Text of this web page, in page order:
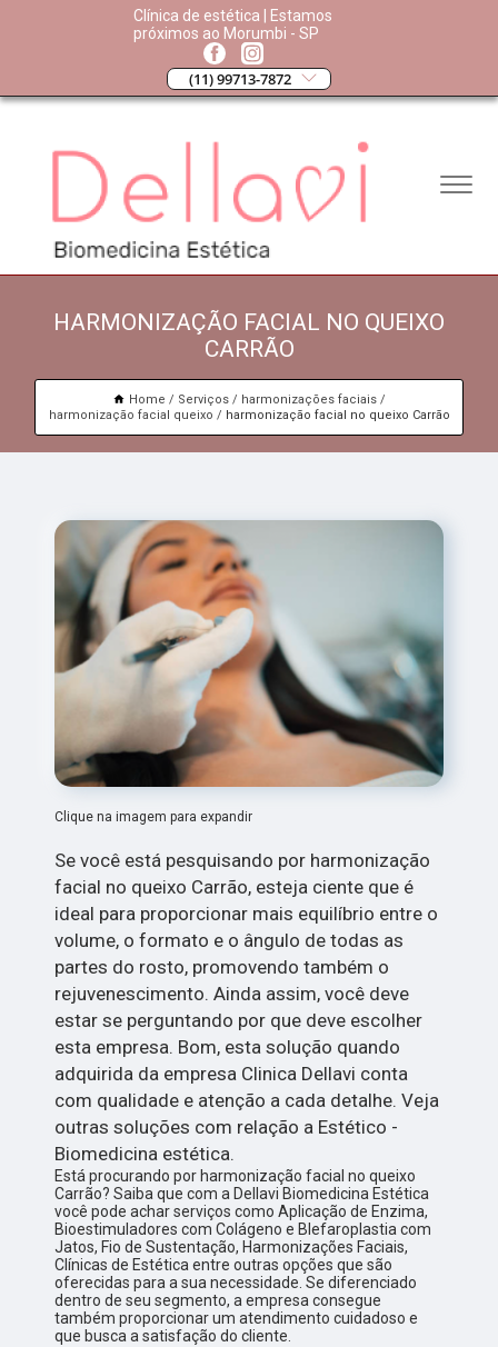
Clínica de estética | Estamos
próximos ao Morumbi - SP
(11) 99713-7872
HARMONIZAÇÃO FACIAL NO QUEIXO
CARRÃO
Home Serviços
harmonizações faciais
harmonização facial queixo
harmonização facial no queixo Carrão
Clique na imagem para expandir
Se você está pesquisando por harmonização
facial no queixo Carrão, esteja ciente que é
ideal para proporcionar mais equilíbrio entre o
volume, o formato e o ângulo de todas as
partes do rosto, promovendo também o
rejuvenescimento. Ainda assim, você deve
estar se perguntando por que deve escolher
esta empresa. Bom, esta solução quando
adquirida da empresa Clinica Dellavi conta
com qualidade e atenção a cada detalhe. Veja
outras soluções com relação a Estético -
Biomedicina estética.
Está procurando por harmonização facial no queixo
Carrão? Saiba que com a Dellavi Biomedicina Estética
você pode achar serviços como Aplicação de Enzima,
Bioestimuladores com Colágeno e Blefaroplastia com
Jatos, Fio de Sustentação, Harmonizações Faciais,
Clínicas de Estética entre outras opções que são
oferecidas para a sua necessidade. Se diferenciado
dentro de seu segmento, a empresa consegue
também proporcionar um atendimento cuidadoso e
que busca a satisfação do cliente.